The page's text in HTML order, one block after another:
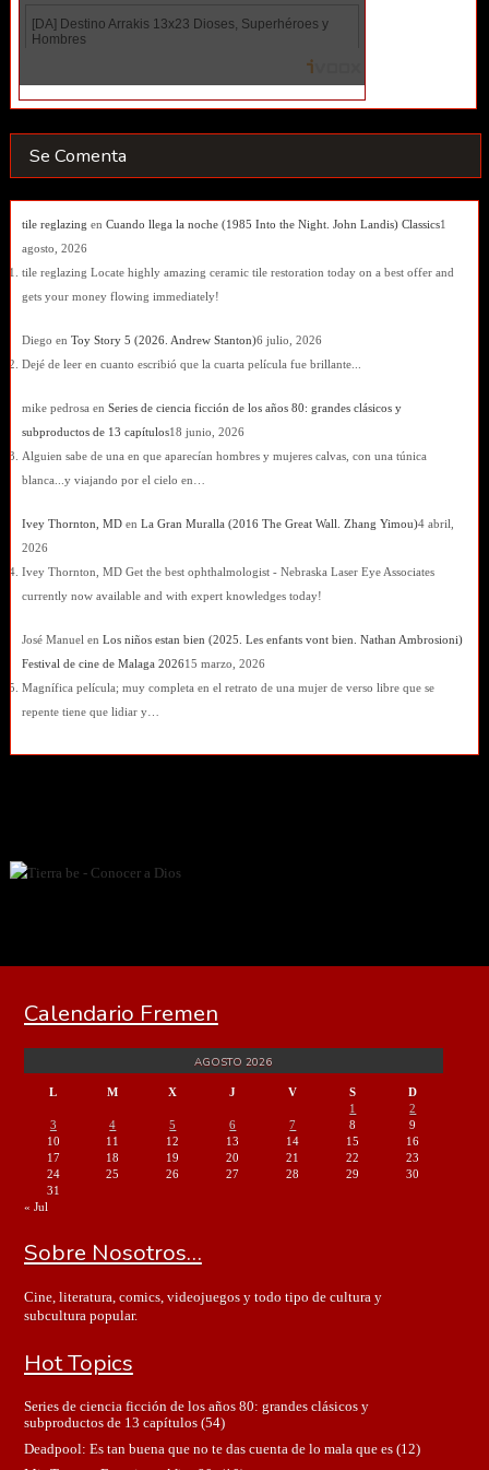
Se Comenta
tile reglazing en Cuando llega la noche (1985 Into the Night. John Landis) Classics1
agosto, 2026
tile reglazing Locate highly amazing ceramic tile restoration today on a best offer and
gets your money flowing immediately!
Diego en Toy Story 5 (2026. Andrew Stanton)6 julio, 2026
Dejé de leer en cuanto escribió que la cuarta película fue brillante...
mike pedrosa en Series de ciencia ficción de los años 80: grandes clásicos y
subproductos de 13 capítulos18 junio, 2026
Alguien sabe de una en que aparecían hombres y mujeres calvas, con una túnica
blanca...y viajando por el cielo en…
Ivey Thornton, MDen La Gran Muralla (2016 The Great Wall. Zhang Yimou)4 abril,
2026
Ivey Thornton, MD Get the best ophthalmologist - Nebraska Laser Eye Associates
currently now available and with expert knowledges today!
José Manuel en Los niños estan bien (2025. Les enfants vont bien. Nathan Ambrosioni)
Festival de cine de Malaga 202615 marzo, 2026
Magnífica película; muy completa en el retrato de una mujer de verso libre que se
repente tiene que lidiar y…
Calendario Fremen
AGOSTO 2026
L M X J V S
D
1
2
3
4 5 6 7 8
9
10
11 12 13 14 15
16
17
18 19 20 21 22
23
24
25 26 27 28 29
30
31
« Jul
Sobre Nosotros…
Cine, literatura, comics, videojuegos y todo tipo de cultura y
subcultura popular.
Hot Topics
Series de ciencia ficción de los años 80: grandes clásicos y
subproductos de 13 capítulos(54)
Deadpool: Es tan buena que no te das cuenta de lo mala que es(12)